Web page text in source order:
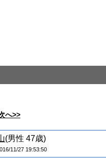
へ>>
(男性 47歳)
11/27 19:53:50